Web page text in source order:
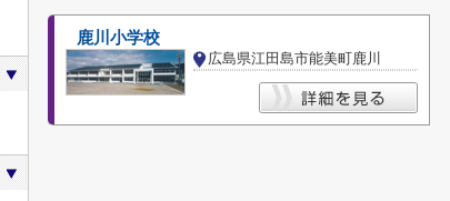
鹿川小学校
広島県江田島市能美町鹿川